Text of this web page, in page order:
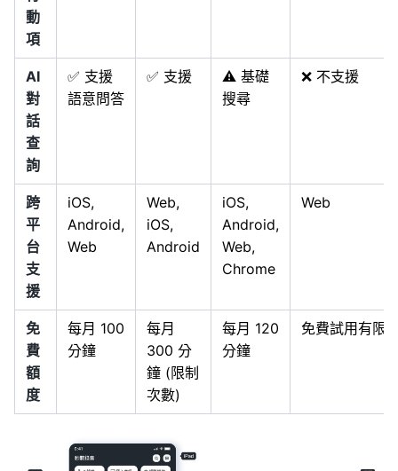
動
項
AI
對
話
查
詢
✅ 支援
語意問答
✅ 支援
⚠️ 基礎
搜尋
❌ 不支援
跨
平
台
支
援
iOS,
Android,
Web
Web,
iOS,
Android
iOS,
Android,
Web,
Chrome
Web
免
費
額
度
每月 100
分鐘
每月
300 分
鐘 (限制
次數)
每月 120
分鐘
免費試用有限